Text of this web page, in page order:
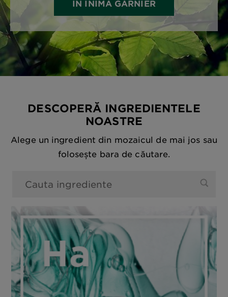
IN INIMA GARNIER
DESCOPERĂ INGREDIENTELE
NOASTRE
Alege un ingredient din mozaicul de mai jos sau
folosește bara de căutare.